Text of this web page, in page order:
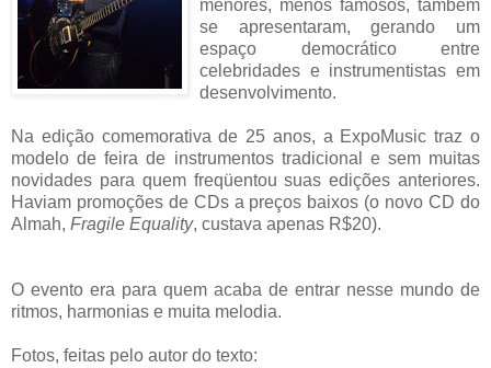
menores, menos famosos, também
se apresentaram, gerando um
espaço democrático entre
celebridades e instrumentistas em
desenvolvimento.
Na edição comemorativa de 25 anos, a ExpoMusic traz o
modelo de feira de instrumentos tradicional e sem muitas
novidades para quem freqüentou suas edições anteriores.
Haviam promoções de CDs a preços baixos (o novo CD do
Almah, Fragile Equality, custava apenas R$20).
O evento era para quem acaba de entrar nesse mundo de
ritmos, harmonias e muita melodia.
Fotos, feitas pelo autor do texto: